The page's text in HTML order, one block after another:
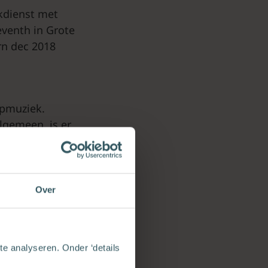
Over
analyseren. Onder ‘details
met
in Grote
dec 2018
is er
eeuwen een
leverancier
vertolkten en
die de
overstijgt.
poel van
smaak.